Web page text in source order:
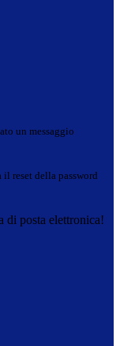
un messaggio
reset della password
di posta elettronica!